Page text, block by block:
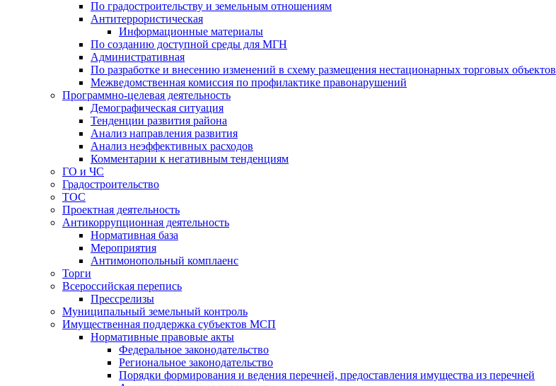
По градостроительству и земельным отношениям
Антитеррористическая
Информационные материалы
По созданию доступной среды для МГН
Административная
По разработке и внесению изменений в схему размещения нестационарных торговых объектов
Межведомственная комиссия по профилактике правонарушений
Программно-целевая деятельность
Демографическая ситуация
Тенденции развития района
Анализ направления развития
Анализ неэффективных расходов
Комментарии к негативным тенденциям
ГО и ЧС
Градостроительство
ТОС
Проектная деятельность
Антикоррупционная деятельность
Нормативная база
Мероприятия
Антимонопольный комплаенс
Торги
Всероссийская перепись
Прессрелизы
Муниципальный земельный контроль
Имущественная поддержка субъектов МСП
Нормативные правовые акты
Федеральное законодательство
Региональное законодательство
Порядки формирования и ведения перечней, предоставления имущества из перечней